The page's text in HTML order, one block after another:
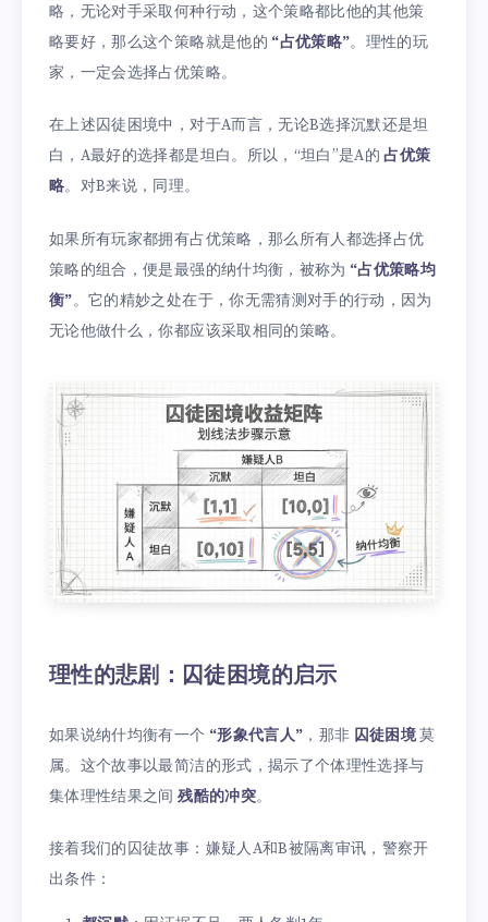
略，无论对手采取何种行动，这个策略都比他的其他策
略要好，那么这个策略就是他的 “占优策略”。理性的玩
家，一定会选择占优策略。
在上述囚徒困境中，对于A而言，无论B选择沉默还是坦
白，A最好的选择都是坦白。所以，“坦白”是A的占优策
略。对B来说，同理。
如果所有玩家都拥有占优策略，那么所有人都选择占优
策略的组合，便是最强的纳什均衡，被称为 “占优策略均
衡”。它的精妙之处在于，你无需猜测对手的行动，因为
无论他做什么，你都应该采取相同的策略。
理性的悲剧：囚徒困境的启示
如果说纳什均衡有一个 “形象代言人” ，那非 囚徒困境莫
属。这个故事以最简洁的形式，揭示了个体理性选择与
集体理性结果之间残酷的冲突。
接着我们的囚徒故事：嫌疑人A和B被隔离审讯，警察开
出条件：